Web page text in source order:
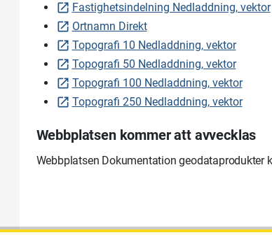
Fastighetsindelning Nedladdning, vektor
Ortnamn Direkt
Topografi 10 Nedladdning, vektor
Topografi 50 Nedladdning, vektor
Topografi 100 Nedladdning, vektor
Topografi 250 Nedladdning, vektor
Webbplatsen kommer att avvecklas
Webbplatsen Dokumentation geodataprodukter